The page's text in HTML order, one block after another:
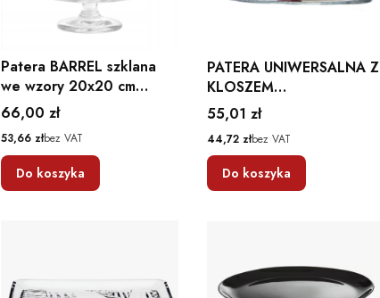
Patera BARREL szklana
we wzory 20x20 cm
Homla
Cena
66,00 zł
Cena
53,66 złbez VAT
Do koszyka
PATERA UNIWERSALNA Z
KLOSZEM
PRZEZROCZYSTA
SZKLANA
Cena
55,01 zł
Cena
44,72 złbez VAT
Do koszyka